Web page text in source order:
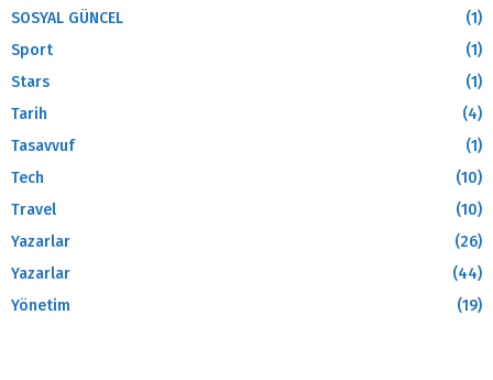
SOSYAL GÜNCEL
(1)
Sport
(1)
Stars
(1)
Tarih
(4)
Tasavvuf
(1)
Tech
(10)
Travel
(10)
Yazarlar
(26)
Yazarlar
(44)
Yönetim
(19)